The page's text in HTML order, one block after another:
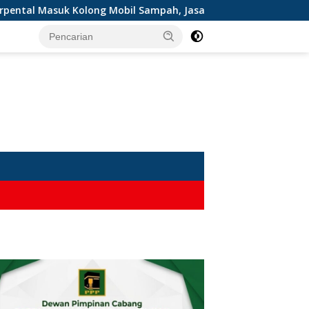
Kolong Mobil Sampah, Jasad Dievakuasi ke RSUD